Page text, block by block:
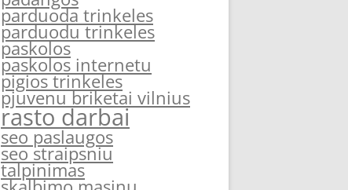
parduoda trinkeles
parduodu trinkeles
paskolos
paskolos internetu
pigios trinkeles
pjuvenu briketai vilnius
rasto darbai
seo paslaugos
seo straipsniu
talpinimas